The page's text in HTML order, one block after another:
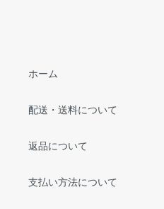
ホーム
配送・送料について
返品について
支払い方法について